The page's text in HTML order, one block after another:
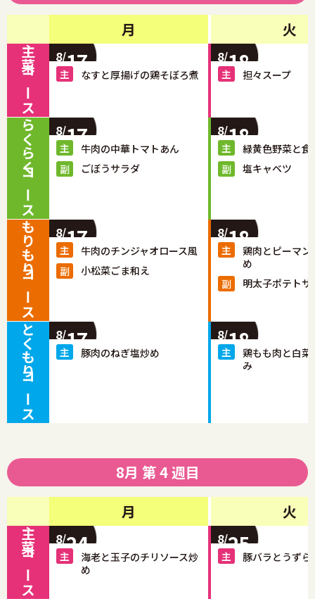
月
火
主菜コース 8/17なすと厚揚げの鶏そぼろ煮
8/18担々スープ
らくらくコース 8/17牛肉の中華トマトあん
ごぼうサラダ
8/18緑黄色野菜と食
塩キャベツ
もりもりコース 8/17牛肉のチンジャオロース風
小松菜ごま和え
8/18鶏肉とピーマン
め
明太子ポテトサ
とくもりコース 8/17豚肉のねぎ塩炒め
8/18鶏もも肉と白菜
み
8月 第 4 週目
月
火
主菜コース 8/24海老と玉子のチリソース炒
め
8/25豚バラとうずら